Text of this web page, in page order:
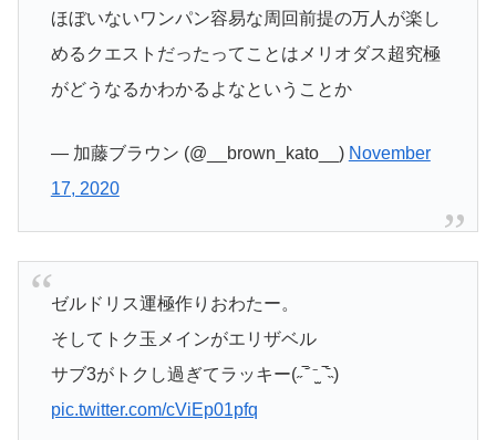
ほぼいないワンパン容易な周回前提の万人が楽し
めるクエストだったってことはメリオダス超究極
がどうなるかわかるよなということか
— 加藤ブラウン (@__brown_kato__) November
17, 2020
ゼルドリス運極作りおわたー。
そしてトク玉メインがエリザベル
サブ3がトクし過ぎてラッキー(˶‾᷄ ⁻̫ ‾᷅˵)
pic.twitter.com/cViEp01pfq